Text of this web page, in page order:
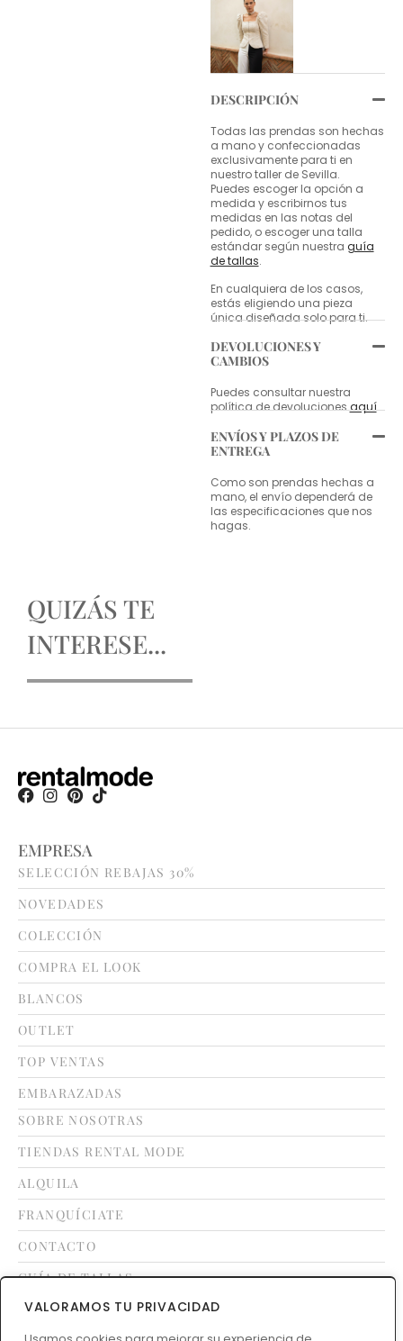
VALORAMOS TU PRIVACIDAD
DESCRIPCIÓN
Todas las prendas son hechas
a mano y confeccionadas
exclusivamente para ti en
nuestro taller de Sevilla.
Puedes escoger la opción a
medida y escribirnos tus
medidas en las notas del
pedido, o escoger una talla
estándar según nuestra guía
de tallas.
En cualquiera de los casos,
estás eligiendo una pieza
única diseñada solo para ti.
DEVOLUCIONES Y
CAMBIOS
Puedes consultar nuestra
política de devolucionesaquí.
ENVÍOS Y PLAZOS DE
ENTREGA
Como son prendas hechas a
mano, el envío dependerá de
las especificaciones que nos
hagas.
QUIZÁS TE
INTERESE...
EMPRESA
SELECCIÓN REBAJAS 30%
NOVEDADES
COLECCIÓN
COMPRA EL LOOK
BLANCOS
OUTLET
TOP VENTAS
EMBARAZADAS
SOBRE NOSOTRAS
TIENDAS RENTAL MODE
ALQUILA
FRANQUÍCIATE
CONTACTO
GUÍA DE TALLAS